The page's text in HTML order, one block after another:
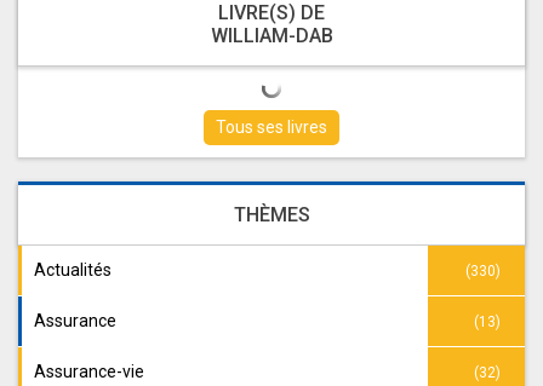
LIVRE(S) DE
WILLIAM-DAB
Tous ses livres
THÈMES
Actualités (330)
Assurance (13)
Assurance-vie (32)